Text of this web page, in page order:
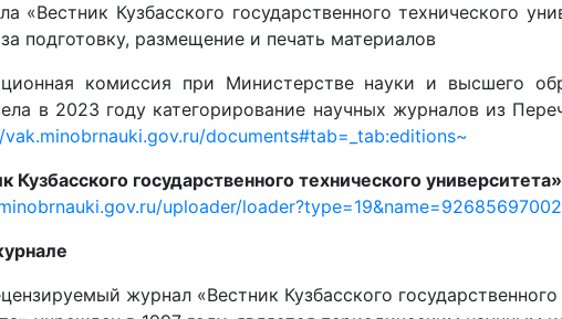
«Вестник Кузбасского государственного технического
подготовку, размещение и печать материалов
комиссия при Министерстве науки и высшего
в 2023 году категорирование научных журналов из
documents#tab=_tab:editions~
Кузбасского государственного технического
uploader/
журнал «Вестник Кузбасского государственного